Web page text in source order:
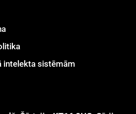
intelekta sistēmām